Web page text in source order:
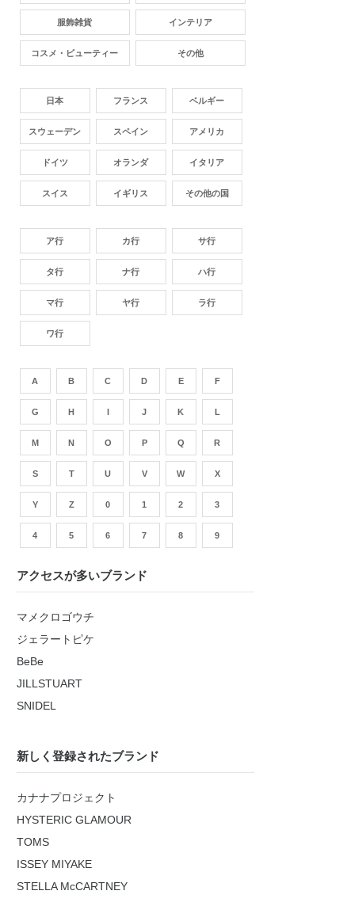
服飾雑貨 インテリア
コスメ・ビューティー その他
日本 フランス ベルギー
スウェーデン スペイン アメリカ
ドイツ オランダ イタリア
スイス イギリス その他の国
ア行 カ行 サ行
タ行 ナ行 ハ行
マ行 ヤ行 ラ行
ワ行
A B C D E F
G H I J K L
M N O P Q R
S T U V W X
Y Z 0 1 2 3
4 5 6 7 8 9
アクセスが多いブランド
マメクロゴウチ
ジェラートピケ
BeBe
JILLSTUART
SNIDEL
新しく登録されたブランド
カナナプロジェクト
HYSTERIC GLAMOUR
TOMS
ISSEY MIYAKE
STELLA McCARTNEY